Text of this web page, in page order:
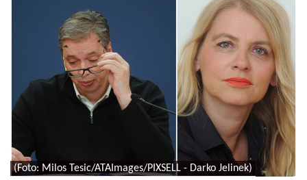
(Foto: Milos Tesic/ATAImages/PIXSELL - Darko Jelinek)